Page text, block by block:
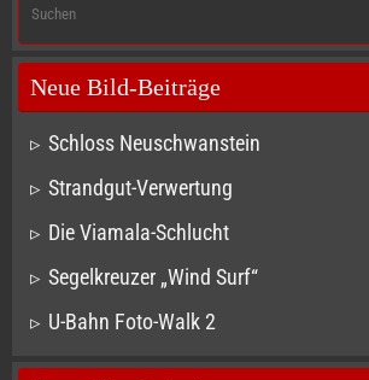
Neue Bild-Beiträge
Schloss Neuschwanstein
Strandgut-Verwertung
Die Viamala-Schlucht
Segelkreuzer „Wind Surf“
U-Bahn Foto-Walk 2